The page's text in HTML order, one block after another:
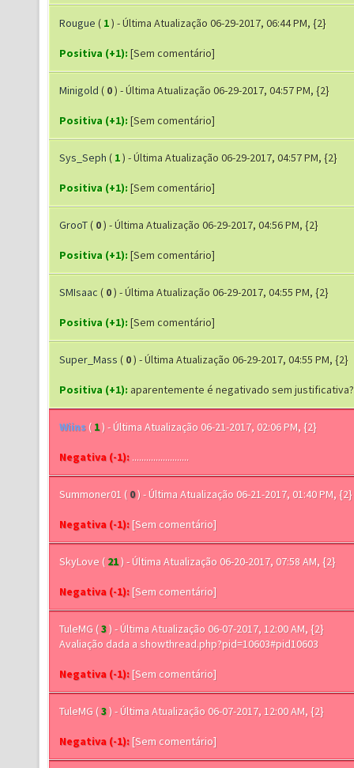
Rougue ( 1) - Última Atualização 06-29-2017, 06:44 PM, {2}
Positiva (+1): [Sem comentário]
Minigold ( 0) - Última Atualização 06-29-2017, 04:57 PM, {2}
Positiva (+1): [Sem comentário]
Sys_Seph ( 1) - Última Atualização 06-29-2017, 04:57 PM, {2}
Positiva (+1): [Sem comentário]
GrooT( 0) - Última Atualização 06-29-2017, 04:56 PM, {2}
Positiva (+1): [Sem comentário]
SMIsaac ( 0) - Última Atualização 06-29-2017, 04:55 PM, {2}
Positiva (+1): [Sem comentário]
Super_Mass ( 0) - Última Atualização 06-29-2017, 04:55 PM, {2}
Positiva (+1): aparentemente é negativado sem
Wiins ( 1) - Última Atualização 06-21-2017, 02:06 PM, {2}
Negativa (-1): ........................
Summoner01 ( 0) - Última Atualização 06-21-2017, 01:40 PM, {2}
Negativa (-1):[Sem comentário]
SkyLove ( 21) - Última Atualização 06-20-2017, 07:58 AM, {2}
Negativa (-1):[Sem comentário]
TuleMG (3) - Última Atualização 06-07-2017, 12:00 AM, {2}
Avaliação dada a showthread.php?pid=10603#pid10603
Negativa (-1):[Sem comentário]
TuleMG (3) - Última Atualização 06-07-2017, 12:00 AM, {2}
Negativa (-1):[Sem comentário]